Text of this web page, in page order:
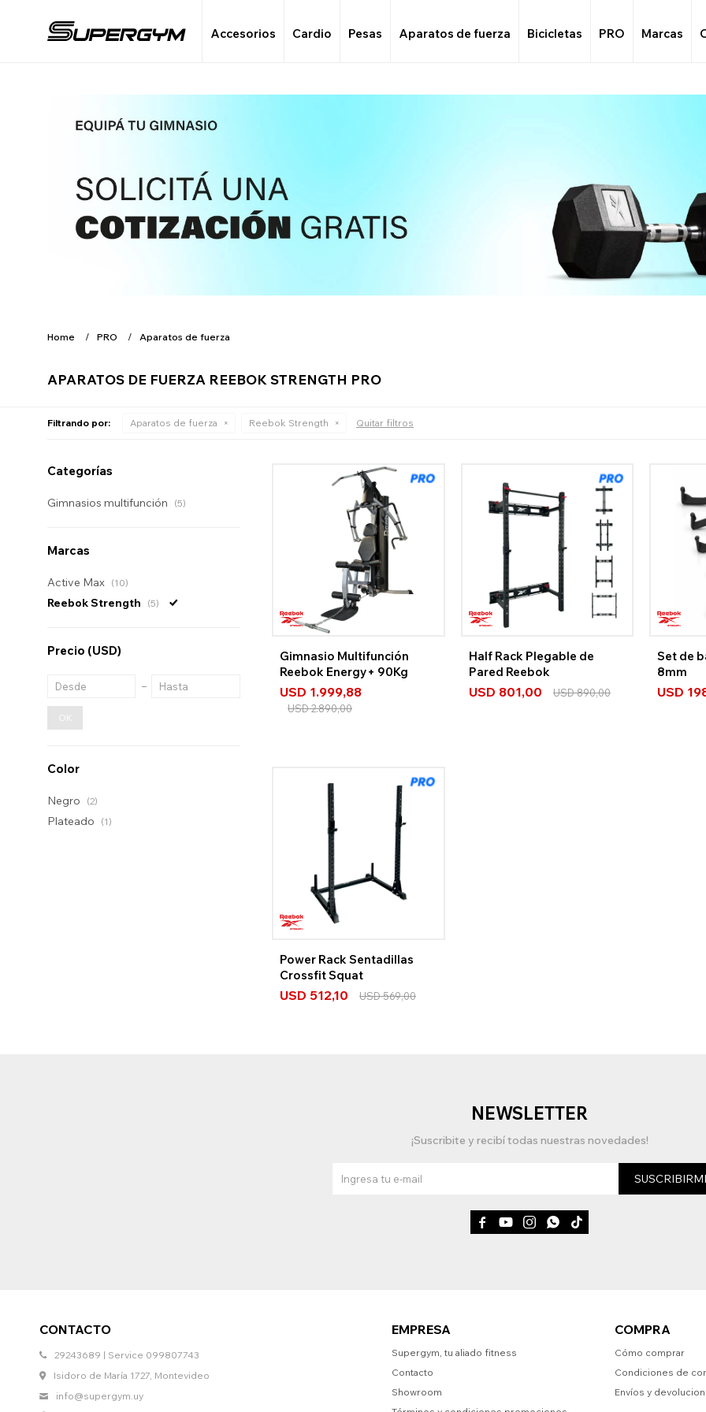
Accesorios Cardio Pesas Aparatos de fuerza Bicicletas PRO Marcas
Home PRO Aparatos de fuerza
APARATOS DE FUERZA REEBOK STRENGTH PRO
Filtrando por: Aparatos de fuerza Reebok Strength Quitar filtros
Gimnasio Multifunción
Reebok Energy+ 90Kg
USD 1.999,88
USD2.890,00
Half Rack Plegable de
Pared Reebok
USD 801,00 USD890,00
Set de
8mm
USD
Power Rack Sentadillas
Crossfit Squat
USD 512,10 USD569,00
Categorías
Gimnasios multifunción (5)
Marcas
Active Max (10)
Reebok Strength (5)
Precio (USD)
OK
Color
Negro (2)
Plateado (1)
CONTACTO
29243689 | Service 099807743
Isidoro de María 1727, Montevideo
info@supergym.uy
EMPRESA
Supergym, tu aliado fitness
Contacto
Showroom
COMPRA
Cómo comprar
Condiciones de
Envíos y
NEWSLETTER
¡Suscribite y recibí todas nuestras novedades!
    